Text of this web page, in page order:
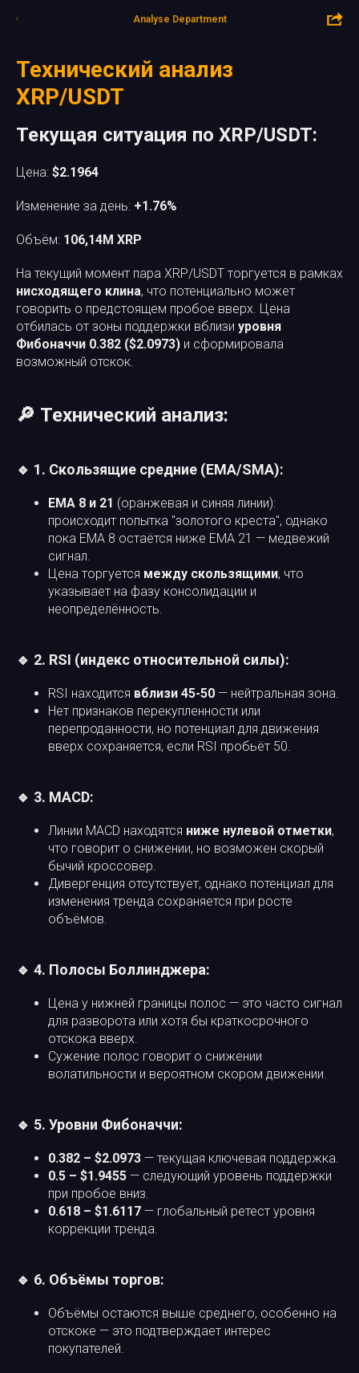
Analyse Department
Технический анализ
XRP/USDT
Текущая ситуация по XRP/USDT:
Цена: $2.1964
Изменение за день: +1.76%
Объём: 106,14M XRP
На текущий момент пара XRP/USDT торгуется в рамках
нисходящего клина, что потенциально может
говорить о предстоящем пробое вверх. Цена
отбилась от зоны поддержки вблизи уровня
Фибоначчи 0.382 ($2.0973) и сформировала
возможный отскок.
🔎 Технический анализ:
🔹 1. Скользящие средние (EMA/SMA):
EMA 8 и 21 (оранжевая и синяя линии):
происходит попытка "золотого креста", однако
пока EMA 8 остаётся ниже EMA 21 — медвежий
сигнал.
Цена торгуется между скользящими, что
указывает на фазу консолидации и
неопределённость.
🔹 2. RSI (индекс относительной силы):
RSI находится вблизи 45-50 — нейтральная зона.
Нет признаков перекупленности или
перепроданности, но потенциал для движения
вверх сохраняется, если RSI пробьёт 50.
🔹 3. MACD:
Линии MACD находятся ниже нулевой отметки,
что говорит о снижении, но возможен скорый
бычий кроссовер.
Дивергенция отсутствует, однако потенциал для
изменения тренда сохраняется при росте
объёмов.
🔹 4. Полосы Боллинджера:
Цена у нижней границы полос — это часто сигнал
для разворота или хотя бы краткосрочного
отскока вверх.
Сужение полос говорит о снижении
волатильности и вероятном скором движении.
🔹 5. Уровни Фибоначчи:
0.382 – $2.0973 — текущая ключевая поддержка.
0.5 – $1.9455 — следующий уровень поддержки
при пробое вниз.
0.618 – $1.6117 — глобальный ретест уровня
коррекции тренда.
🔹 6. Объёмы торгов:
Объёмы остаются выше среднего, особенно на
отскоке — это подтверждает интерес
покупателей.